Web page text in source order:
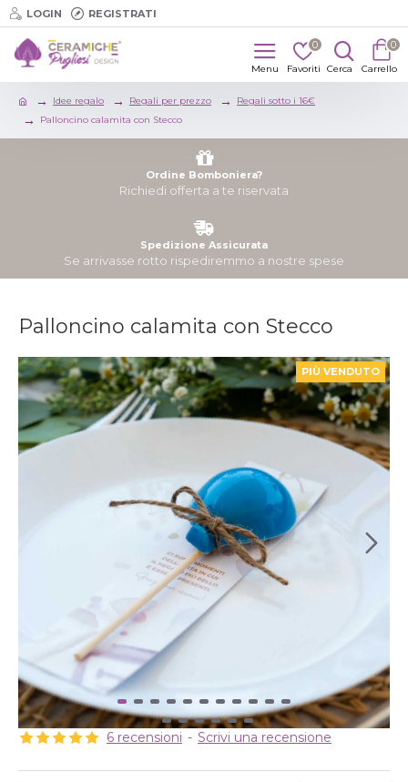
LOGIN REGISTRATI
0 0
Idee regalo Regali per prezzo
Regali sotto i 16€
Palloncino calamita con Stecco
Ordine Bomboniera?
Richiedi offerta a te riservata
Spedizione Assicurata
Se arrivasse rotto rispediremmo a nostre spese
Palloncino calamita con Stecco
PIÙ VENDUTO
6 recensioni - Scrivi una recensione